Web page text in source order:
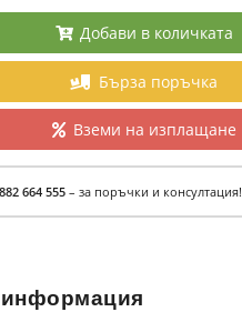
Добави в количката
Бърза поръчка
Вземи на изплащане
664 555 – за поръчки и консултация!